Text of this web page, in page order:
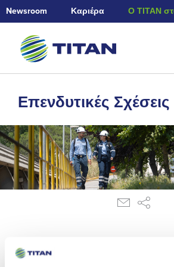
Newsroom Καριέρα Ο ΤΙΤΑΝ
Επενδυτικές Σχέσεις
Ανακοίνωση